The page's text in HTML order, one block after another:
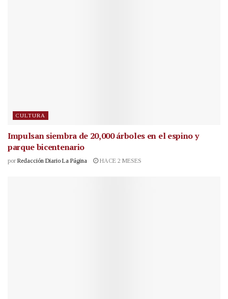
CULTURA
Impulsan siembra de 20,000 árboles en el espino y
parque bicentenario
por Redacción Diario La Página HACE 2 MESES